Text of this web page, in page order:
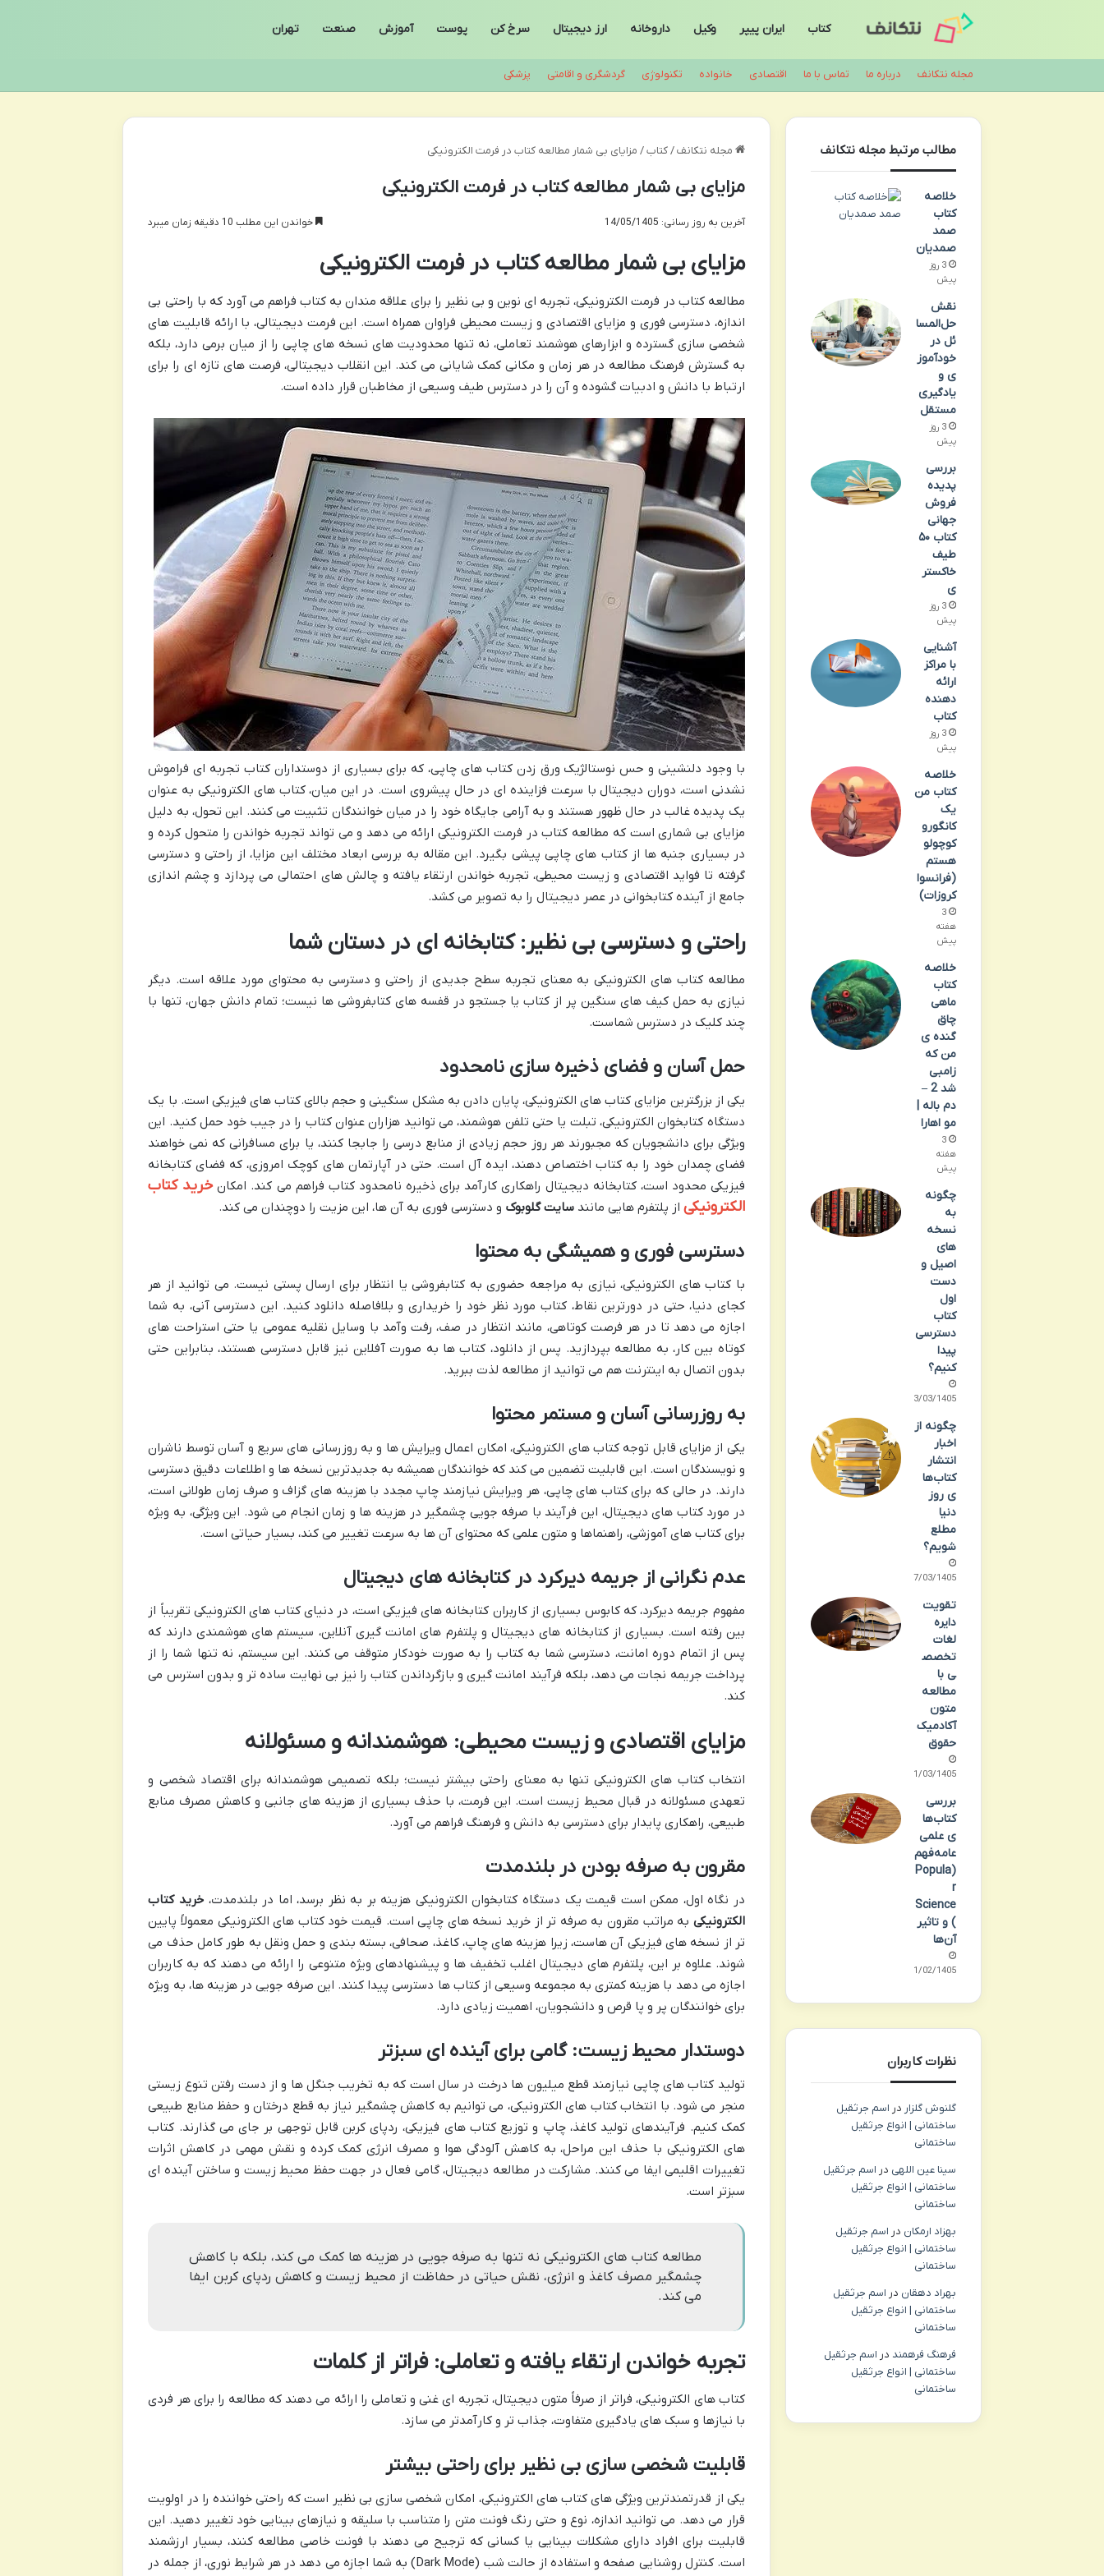
کتاب ایران پیپر وکیل داروخانه ارز دیجیتال سرخ کن پوست آموزش صنعت تهران
مجله نتکانف درباره ما تماس با ما اقتصادی خانواده تکنولوژی گردشگری و اقامتی پزشکی
مجله نتکانف/کتاب/ مزایای بی شمار مطالعه کتاب در فرمت الکترونیکی
مزایای بی شمار مطالعه کتاب در فرمت الکترونیکی
آخرین به روز رسانی: 14/05/1405 خواندن این مطلب 10 دقیقه زمان میبرد
مزایای بی شمار مطالعه کتاب در فرمت الکترونیکی
مطالعه کتاب در فرمت الکترونیکی، تجربه ای نوین و بی نظیر را برای علاقه مندان به کتاب فراهم می آورد که با راحتی بی
اندازه، دسترسی فوری و مزایای اقتصادی و زیست محیطی فراوان همراه است. این فرمت دیجیتالی، با ارائه قابلیت های
شخصی سازی گسترده و ابزارهای هوشمند تعاملی، نه تنها محدودیت های نسخه های چاپی را از میان برمی دارد، بلکه
به گسترش فرهنگ مطالعه در هر زمان و مکانی کمک شایانی می کند. این انقلاب دیجیتالی، فرصت های تازه ای را برای
ارتباط با دانش و ادبیات گشوده و آن را در دسترس طیف وسیعی از مخاطبان قرار داده است.
با وجود دلنشینی و حس نوستالژیک ورق زدن کتاب های چاپی، که برای بسیاری از دوستداران کتاب تجربه ای فراموش
نشدنی است، دوران دیجیتال با سرعت فزاینده ای در حال پیشروی است. در این میان، کتاب های الکترونیکی به عنوان
یک پدیده غالب در حال ظهور هستند و به آرامی جایگاه خود را در میان خوانندگان تثبیت می کنند. این تحول، به دلیل
مزایای بی شماری است که مطالعه کتاب در فرمت الکترونیکی ارائه می دهد و می تواند تجربه خواندن را متحول کرده و
در بسیاری جنبه ها از کتاب های چاپی پیشی بگیرد. این مقاله به بررسی ابعاد مختلف این مزایا، از راحتی و دسترسی
گرفته تا فواید اقتصادی و زیست محیطی، تجربه خواندن ارتقاء یافته و چالش های احتمالی می پردازد و چشم اندازی
جامع از آینده کتابخوانی در عصر دیجیتال را به تصویر می کشد.
راحتی و دسترسی بی نظیر: کتابخانه ای در دستان شما
مطالعه کتاب های الکترونیکی به معنای تجربه سطح جدیدی از راحتی و دسترسی به محتوای مورد علاقه است. دیگر
نیازی به حمل کیف های سنگین پر از کتاب یا جستجو در قفسه های کتابفروشی ها نیست؛ تمام دانش جهان، تنها با
چند کلیک در دسترس شماست.
حمل آسان و فضای ذخیره سازی نامحدود
یکی از بزرگترین مزایای کتاب های الکترونیکی، پایان دادن به مشکل سنگینی و حجم بالای کتاب های فیزیکی است. با یک
دستگاه کتابخوان الکترونیکی، تبلت یا حتی تلفن هوشمند، می توانید هزاران عنوان کتاب را در جیب خود حمل کنید. این
ویژگی برای دانشجویان که مجبورند هر روز حجم زیادی از منابع درسی را جابجا کنند، یا برای مسافرانی که نمی خواهند
فضای چمدان خود را به کتاب اختصاص دهند، ایده آل است. حتی در آپارتمان های کوچک امروزی، که فضای کتابخانه
فیزیکی محدود است، کتابخانه دیجیتال راهکاری کارآمد برای ذخیره نامحدود کتاب فراهم می کند. امکانخرید کتاب
الکترونیکی از پلتفرم هایی مانندسایت گلوبوک و دسترسی فوری به آن ها، این مزیت را دوچندان می کند.
دسترسی فوری و همیشگی به محتوا
با کتاب های الکترونیکی، نیازی به مراجعه حضوری به کتابفروشی یا انتظار برای ارسال پستی نیست. می توانید از هر
کجای دنیا، حتی در دورترین نقاط، کتاب مورد نظر خود را خریداری و بلافاصله دانلود کنید. این دسترسی آنی، به شما
اجازه می دهد تا در هر فرصت کوتاهی، مانند انتظار در صف، رفت وآمد با وسایل نقلیه عمومی یا حتی استراحت های
کوتاه بین کار، به مطالعه بپردازید. پس از دانلود، کتاب ها به صورت آفلاین نیز قابل دسترسی هستند، بنابراین حتی
بدون اتصال به اینترنت هم می توانید از مطالعه لذت ببرید.
به روزرسانی آسان و مستمر محتوا
یکی از مزایای قابل توجه کتاب های الکترونیکی، امکان اعمال ویرایش ها و به روزرسانی های سریع و آسان توسط ناشران
و نویسندگان است. این قابلیت تضمین می کند که خوانندگان همیشه به جدیدترین نسخه ها و اطلاعات دقیق دسترسی
دارند. در حالی که برای کتاب های چاپی، هر ویرایش نیازمند چاپ مجدد با هزینه های گزاف و صرف زمان طولانی است،
در مورد کتاب های دیجیتال، این فرآیند با صرفه جویی چشمگیر در هزینه ها و زمان انجام می شود. این ویژگی، به ویژه
برای کتاب های آموزشی، راهنماها و متون علمی که محتوای آن ها به سرعت تغییر می کند، بسیار حیاتی است.
عدم نگرانی از جریمه دیرکرد در کتابخانه های دیجیتال
مفهوم جریمه دیرکرد، که کابوس بسیاری از کاربران کتابخانه های فیزیکی است، در دنیای کتاب های الکترونیکی تقریباً از
بین رفته است. بسیاری از کتابخانه های دیجیتال و پلتفرم های امانت گیری آنلاین، سیستم های هوشمندی دارند که
پس از اتمام دوره امانت، دسترسی شما به کتاب را به صورت خودکار متوقف می کنند. این سیستم، نه تنها شما را از
پرداخت جریمه نجات می دهد، بلکه فرآیند امانت گیری و بازگرداندن کتاب را نیز بی نهایت ساده تر و بدون استرس می
کند.
مزایای اقتصادی و زیست محیطی: هوشمندانه و مسئولانه
انتخاب کتاب های الکترونیکی تنها به معنای راحتی بیشتر نیست؛ بلکه تصمیمی هوشمندانه برای اقتصاد شخصی و
تعهدی مسئولانه در قبال محیط زیست است. این فرمت، با حذف بسیاری از هزینه های جانبی و کاهش مصرف منابع
طبیعی، راهکاری پایدار برای دسترسی به دانش و فرهنگ فراهم می آورد.
مقرون به صرفه بودن در بلندمدت
در نگاه اول، ممکن است قیمت یک دستگاه کتابخوان الکترونیکی هزینه بر به نظر برسد، اما در بلندمدت،خرید کتاب
الکترونیکی به مراتب مقرون به صرفه تر از خرید نسخه های چاپی است. قیمت خود کتاب های الکترونیکی معمولاً پایین
تر از نسخه های فیزیکی آن هاست، زیرا هزینه های چاپ، کاغذ، صحافی، بسته بندی و حمل ونقل به طور کامل حذف می
شوند. علاوه بر این، پلتفرم های دیجیتال اغلب تخفیف ها و پیشنهادهای ویژه متنوعی را ارائه می دهند که به کاربران
اجازه می دهد با هزینه کمتری به مجموعه وسیعی از کتاب ها دسترسی پیدا کنند. این صرفه جویی در هزینه ها، به ویژه
برای خوانندگان پر و پا قرص و دانشجویان، اهمیت زیادی دارد.
دوستدار محیط زیست: گامی برای آینده ای سبزتر
تولید کتاب های چاپی نیازمند قطع میلیون ها درخت در سال است که به تخریب جنگل ها و از دست رفتن تنوع زیستی
منجر می شود. با انتخاب کتاب های الکترونیکی، می توانیم به کاهش چشمگیر نیاز به قطع درختان و حفظ منابع طبیعی
کمک کنیم. فرآیندهای تولید کاغذ، چاپ و توزیع کتاب های فیزیکی، ردپای کربن قابل توجهی بر جای می گذارند. کتاب
های الکترونیکی با حذف این مراحل، به کاهش آلودگی هوا و مصرف انرژی کمک کرده و نقش مهمی در کاهش اثرات
تغییرات اقلیمی ایفا می کنند. مشارکت در مطالعه دیجیتال، گامی فعال در جهت حفظ محیط زیست و ساختن آینده ای
سبزتر است.
مطالعه کتاب های الکترونیکی نه تنها به صرفه جویی در هزینه ها کمک می کند، بلکه با کاهش
چشمگیر مصرف کاغذ و انرژی، نقش حیاتی در حفاظت از محیط زیست و کاهش ردپای کربن ایفا
می کند.
تجربه خواندن ارتقاء یافته و تعاملی: فراتر از کلمات
کتاب های الکترونیکی، فراتر از صرفاً متون دیجیتال، تجربه ای غنی و تعاملی را ارائه می دهند که مطالعه را برای هر فردی
با نیازها و سبک های یادگیری متفاوت، جذاب تر و کارآمدتر می سازد.
قابلیت شخصی سازی بی نظیر برای راحتی بیشتر
یکی از قدرتمندترین ویژگی های کتاب های الکترونیکی، امکان شخصی سازی بی نظیر است که راحتی خواننده را در اولویت
قرار می دهد. می توانید اندازه، نوع و حتی رنگ فونت متن را متناسب با سلیقه و نیازهای بینایی خود تغییر دهید. این
قابلیت برای افراد دارای مشکلات بینایی یا کسانی که ترجیح می دهند با فونت خاصی مطالعه کنند، بسیار ارزشمند
است. کنترل روشنایی صفحه و استفاده از حالت شب (Dark Mode) به شما اجازه می دهد در هر شرایط نوری، از جمله در
مطالب مرتبط مجله نتکانف
خلاصه
کتاب
صمد
صمدیان
3 روز
پیش
نقش
حل‌المسا
ئل در
خودآموز
ی و
یادگیری
مستقل
3 روز
پیش
بررسی
پدیده
فروش
جهانی
کتاب ۵۰
طیف
خاکستر
ی
3 روز
پیش
آشنایی
با مراکز
ارائه
دهنده
کتاب
3 روز
پیش
خلاصه
کتاب من
یک
کانگورو
کوچولو
هستم
(فرانسوا
کروزات)
3
هفته
پیش
خلاصه
کتاب
ماهی
چاق
گنده ی
من که
زامبی
شد 2 –
دم باله |
مو اهارا
3
هفته
پیش
چگونه
به
نسخه
های
اصیل و
دست
اول
کتاب
دسترسی
پیدا
کنیم؟
13/03/1405
چگونه از
اخبار
انتشار
کتاب‌ها
ی روز
دنیا
مطلع
شویم؟
07/03/1405
تقویت
دایره
لغات
تخصص
ی با
مطالعه
متون
آکادمیک
حقوق
01/03/1405
بررسی
کتاب‌ها
ی علمی
عامه‌فهم
(Popula
r
Science
) و تاثیر
آن‌ها
21/02/1405
نظرات کاربران
گلنوش گلزار در اسم جرثقیل
ساختمانی | انواع جرثقیل
ساختمانی
سینا عین اللهی در اسم جرثقیل
ساختمانی | انواع جرثقیل
ساختمانی
بهزاد ارمکان در اسم جرثقیل
ساختمانی | انواع جرثقیل
ساختمانی
بهراد دهقان در اسم جرثقیل
ساختمانی | انواع جرثقیل
ساختمانی
فرهنگ فرهمند در اسم جرثقیل
ساختمانی | انواع جرثقیل
ساختمانی